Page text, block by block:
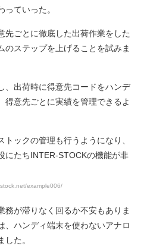
ていった。
先ごとに徹底した出荷作業をした
のステップを上げることを試みま
、出荷時に得意先コードをハンデ
得意先ごとに実績を管理できるよ
ックの管理も行うようになり、
にたちINTER-STOCKの機能が非
example006/
務が滞りなく回るか不安もありま
、ハンディ端末を使わないアナロ
た。